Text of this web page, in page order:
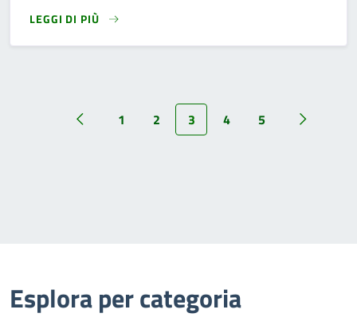
LEGGI DI PIÙ
READ MORE
1 2 3 4 5
Esplora per categoria